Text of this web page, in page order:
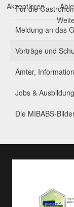
Für die
Meldung an das
Vorträge und
Ämter,
Jobs & Ausbildung
Die MIBABS-
Akzeptieren